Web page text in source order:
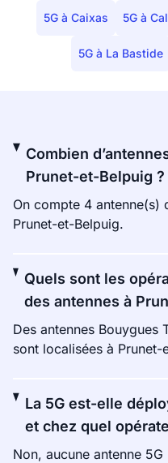
5G à Caixas 5G à
5G à La Bastide
Combien
Prunet-et-Belpuig ?
On compte 4 antenne(s)
Prunet-et-Belpuig.
Quels sont les
des antennes à
Des antennes Bouygues
sont localisées à Prunet-
La 5G est-elle
et chez quel
Non, aucune antenne